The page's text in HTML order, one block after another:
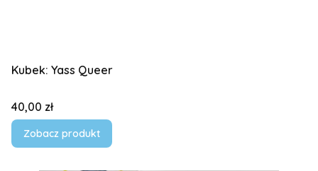
Kubek: Yass Queer
Cena
40,00 zł
Zobacz produkt